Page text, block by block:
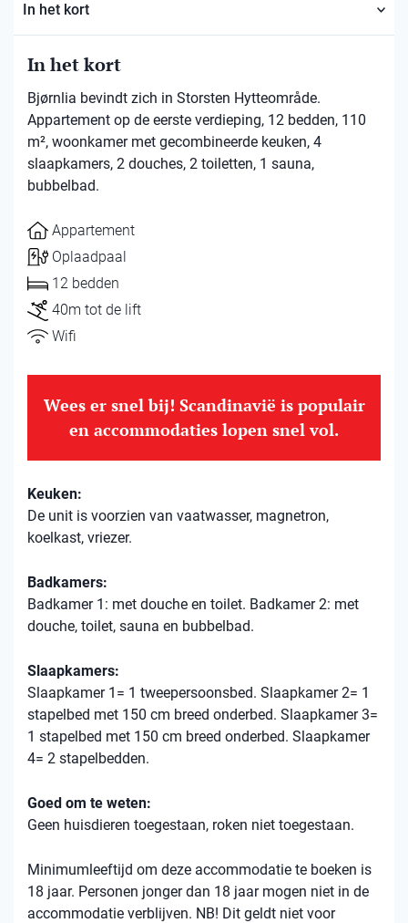
In het kort
In het kort
Bjørnlia bevindt zich in Storsten Hytteområde.
Appartement op de eerste verdieping, 12 bedden, 110
m², woonkamer met gecombineerde keuken, 4
slaapkamers, 2 douches, 2 toiletten, 1 sauna,
bubbelbad.
Appartement
Oplaadpaal
12 bedden
40m tot de lift
Wifi
Wees er snel bij! Scandinavië is populair
en accommodaties lopen snel vol.
Keuken:
De unit is voorzien van vaatwasser, magnetron,
koelkast, vriezer.
Badkamers:
Badkamer 1: met douche en toilet. Badkamer 2: met
douche, toilet, sauna en bubbelbad.
Slaapkamers:
Slaapkamer 1= 1 tweepersoonsbed. Slaapkamer 2= 1
stapelbed met 150 cm breed onderbed. Slaapkamer 3=
1 stapelbed met 150 cm breed onderbed. Slaapkamer
4= 2 stapelbedden.
Goed om te weten:
Geen huisdieren toegestaan, roken niet toegestaan.
Minimumleeftijd om deze accommodatie te boeken is
18 jaar. Personen jonger dan 18 jaar mogen niet in de
accommodatie verblijven. NB! Dit geldt niet voor